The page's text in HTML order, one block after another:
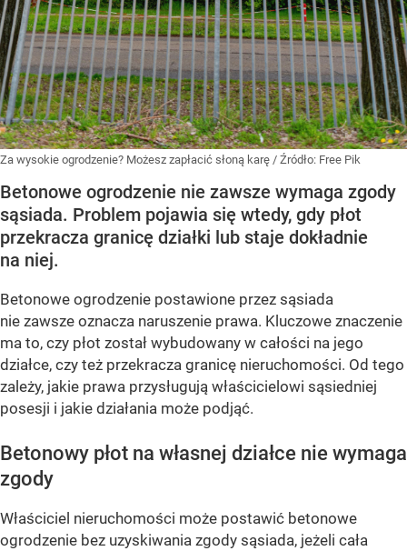
Za wysokie ogrodzenie? Możesz zapłacić słoną karę / Źródło: Free Pik
Betonowe ogrodzenie nie zawsze wymaga zgody
sąsiada. Problem pojawia się wtedy, gdy płot
przekracza granicę działki lub staje dokładnie
na niej.
Betonowe ogrodzenie postawione przez sąsiada
nie zawsze oznacza naruszenie prawa. Kluczowe znaczenie
ma to, czy płot został wybudowany w całości na jego
działce, czy też przekracza granicę nieruchomości. Od tego
zależy, jakie prawa przysługują właścicielowi sąsiedniej
posesji i jakie działania może podjąć.
Betonowy płot na własnej działce nie wymaga
zgody
Właściciel nieruchomości może postawić betonowe
ogrodzenie bez uzyskiwania zgody sąsiada, jeżeli cała